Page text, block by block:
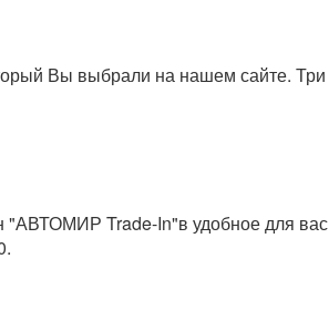
Вы выбрали на нашем сайте. Три
"АВТОМИР Trade-In"в удобное для вас